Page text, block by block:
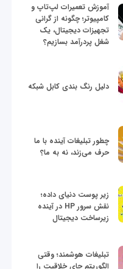
آموزش تعمیرات لپ‌تاپ و
کامپیوتر؛ چگونه از گرانی
تجهیزات دیجیتال، یک
شغل پردرآمد بسازیم؟
دلیل رنگ بندی کابل شبکه
چطور تبلیغات آینده با ما
حرف می‌زند، نه به ما؟
زیر پوست دنیای داده؛
نقش سرور HP در آینده
زیرساخت دیجیتال
تبلیغات هوشمند؛ وقتی
الگوریتم جای خلاقیت را